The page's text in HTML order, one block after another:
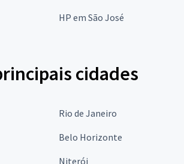
HP em São José
cidades
Rio de Janeiro
Belo Horizonte
Niterói